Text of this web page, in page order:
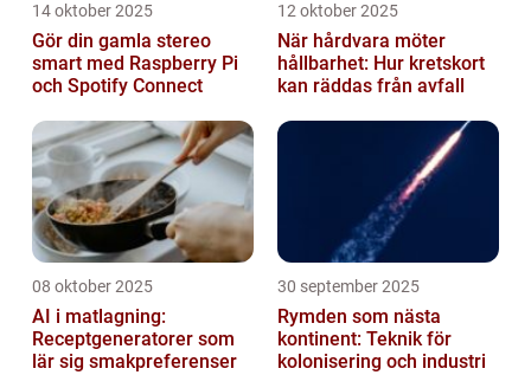
14 oktober 2025
Gör din gamla stereo
smart med Raspberry Pi
och Spotify Connect
12 oktober 2025
När hårdvara möter
hållbarhet: Hur kretskort
kan räddas från avfall
08 oktober 2025
AI i matlagning:
Receptgeneratorer som
lär sig smakpreferenser
30 september 2025
Rymden som nästa
kontinent: Teknik för
kolonisering och industri